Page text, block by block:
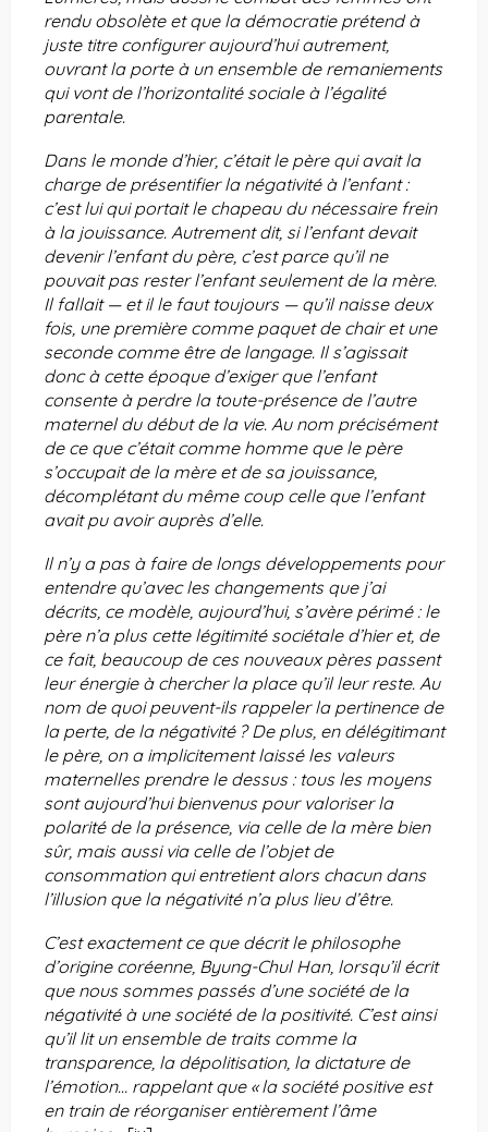
rendu obsolète et que la démocratie prétend à
juste titre configurer aujourd’hui autrement,
ouvrant la porte à un ensemble de remaniements
qui vont de l’horizontalité sociale à l’égalité
parentale.
Dans le monde d’hier, c’était le père qui avait la
charge de présentifier la négativité à l’enfant :
c’est lui qui portait le chapeau du nécessaire frein
à la jouissance. Autrement dit, si l’enfant devait
devenir l’enfant du père, c’est parce qu’il ne
pouvait pas rester l’enfant seulement de la mère.
Il fallait — et il le faut toujours — qu’il naisse deux
fois, une première comme paquet de chair et une
seconde comme être de langage. Il s’agissait
donc à cette époque d’exiger que l’enfant
consente à perdre la toute-présence de l’autre
maternel du début de la vie. Au nom précisément
de ce que c’était comme homme que le père
s’occupait de la mère et de sa jouissance,
décomplétant du même coup celle que l’enfant
avait pu avoir auprès d’elle.
Il n’y a pas à faire de longs développements pour
entendre qu’avec les changements que j’ai
décrits, ce modèle, aujourd’hui, s’avère périmé : le
père n’a plus cette légitimité sociétale d’hier et, de
ce fait, beaucoup de ces nouveaux pères passent
leur énergie à chercher la place qu’il leur reste. Au
nom de quoi peuvent-ils rappeler la pertinence de
la perte, de la négativité ? De plus, en délégitimant
le père, on a implicitement laissé les valeurs
maternelles prendre le dessus : tous les moyens
sont aujourd’hui bienvenus pour valoriser la
polarité de la présence, via celle de la mère bien
sûr, mais aussi via celle de l’objet de
consommation qui entretient alors chacun dans
l’illusion que la négativité n’a plus lieu d’être.
C’est exactement ce que décrit le philosophe
d’origine coréenne, Byung-Chul Han, lorsqu’il écrit
que nous sommes passés d’une société de la
négativité à une société de la positivité. C’est ainsi
qu’il lit un ensemble de traits comme la
transparence, la dépolitisation, la dictature de
l’émotion… rappelant que « la société positive est
en train de réorganiser entièrement l’âme